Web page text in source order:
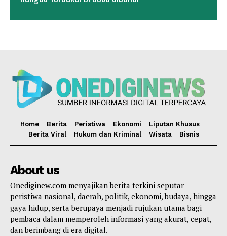
Home Berita Peristiwa Ekonomi
Liputan Khusus
Berita Viral
Hukum dan Kriminal Wisata Bisnis
About us
Onediginew.com menyajikan berita terkini seputar
peristiwa nasional, daerah, politik, ekonomi, budaya, hingga
gaya hidup, serta berupaya menjadi rujukan utama bagi
pembaca dalam memperoleh informasi yang akurat, cepat,
dan berimbang di era digital.